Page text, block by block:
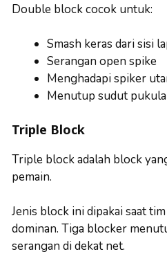
Double block cocok untuk:
Smash keras dari sisi
Serangan open spike
Menghadapi spiker
Menutup sudut
Triple Block
Triple block adalah block
pemain.
Jenis block ini dipakai saat
dominan. Tiga blocker
serangan di dekat net.